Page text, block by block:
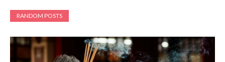
RANDOM POSTS